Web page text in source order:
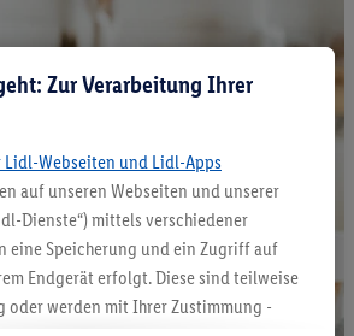
Zur Verarbeitung Ihrer
Lidl-Webseiten und Lidl-Apps
auf unseren Webseiten und unserer
Dienste“) mittels verschiedener
eine Speicherung und ein Zugriff auf
Endgerät erfolgt. Diese sind teilweise
oder werden mit Ihrer Zustimmung -